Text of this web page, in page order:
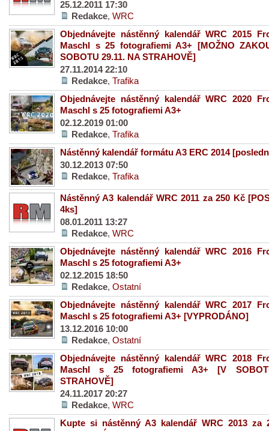
25.12.2011 17:30
Redakce, WRC
Objednávejte nástěnný kalendář WRC 2015
Maschl s 25 fotografiemi A3+ [MOŽNO
SOBOTU 29.11. NA STRAHOVĚ]
27.11.2014 22:10
Redakce, Trafika
Objednávejte nástěnný kalendář WRC 2020
Maschl s 25 fotografiemi A3+
02.12.2019 01:00
Redakce, Trafika
Nástěnný kalendář formátu A3 ERC 2014
30.12.2013 07:50
Redakce, Trafika
Nástěnný A3 kalendář WRC 2011 za 250 Kč
4ks]
08.01.2011 13:27
Redakce, WRC
Objednávejte nástěnný kalendář WRC 2016
Maschl s 25 fotografiemi A3+
02.12.2015 18:50
Redakce, Ostatní
Objednávejte nástěnný kalendář WRC 2017
Maschl s 25 fotografiemi A3+ [VYPRODÁNO]
13.12.2016 10:00
Redakce, Ostatní
Objednávejte nástěnný kalendář WRC 2018
Maschl s 25 fotografiemi A3+ [V
STRAHOVĚ]
24.11.2017 20:27
Redakce, WRC
Kupte si nástěnný A3 kalendář WRC 2013 za